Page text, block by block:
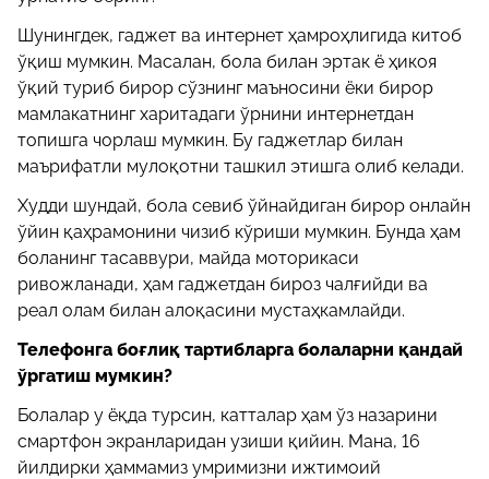
Шунингдек, гаджет ва интернет ҳамроҳлигида китоб
ўқиш мумкин. Масалан, бола билан эртак ё ҳикоя
ўқий туриб бирор сўзнинг маъносини ёки бирор
мамлакатнинг харитадаги ўрнини интернетдан
топишга чорлаш мумкин. Бу гаджетлар билан
маърифатли мулоқотни ташкил этишга олиб келади.
Худди шундай, бола севиб ўйнайдиган бирор онлайн
ўйин қаҳрамонини чизиб кўриши мумкин. Бунда ҳам
боланинг тасаввури, майда моторикаси
ривожланади, ҳам гаджетдан бироз чалғийди ва
реал олам билан алоқасини мустаҳкамлайди.
Телефонга боғлиқ тартибларга болаларни қандай
ўргатиш мумкин?
Болалар у ёқда турсин, катталар ҳам ўз назарини
смартфон экранларидан узиши қийин. Мана, 16
йилдирки ҳаммамиз умримизни ижтимоий